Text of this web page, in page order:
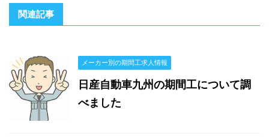
関連記事
メーカー別の期間工求人情報
日産自動車九州の期間工について調
べました